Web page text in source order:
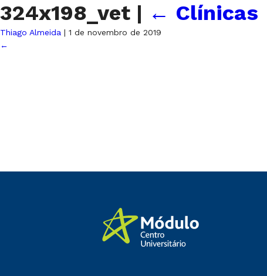
324x198_vet | ← Clínicas
Thiago Almeida | 1 de novembro de 2019
←